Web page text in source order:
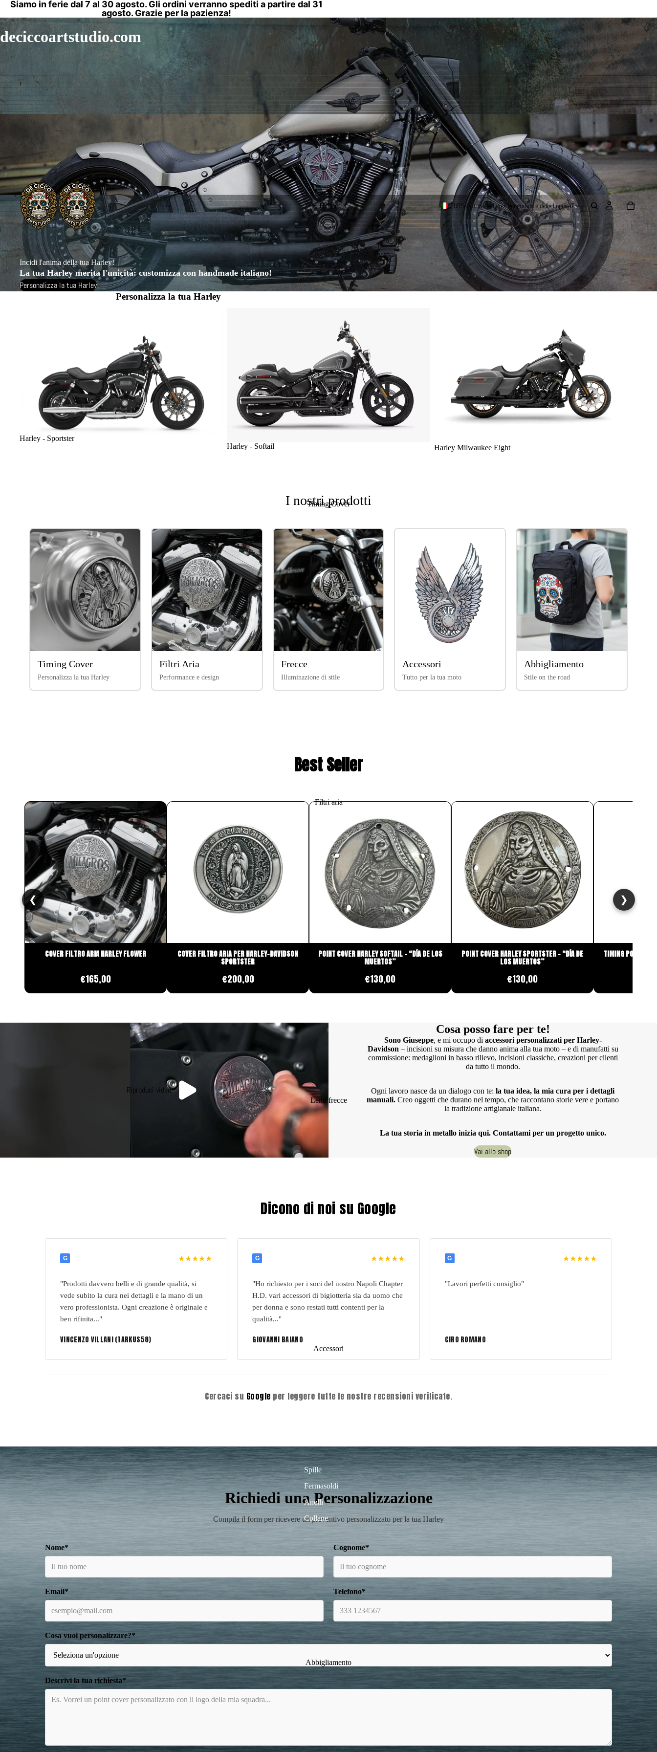
Siamo in ferie dal 7 al 30 agosto. Gli ordini verranno spediti a partire dal 31
agosto. Grazie per la pazienza!
deciccoartstudio.com
Home
Timing Cover
Filtri aria
Lenti frecce
Accessori
Spille
Fermasoldi
Anelli
Collane
Abbigliamento
EURSelettore dell'area geografica e della lingua/IT
Incidi l'anima della tua Harley!
La tua Harley merita l'unicità: customizza con handmade italiano!
Personalizza la tua Harley
Personalizza la tua Harley
Harley - Sportster
Harley - Softail Harley Milwaukee Eight
I nostri prodotti
Timing Cover
Personalizza la tua Harley
Filtri Aria
Performance e design
Frecce
Illuminazione di stile
Accessori
Tutto per la tua moto
Abbigliamento
Stile on the road
Best Seller
❮
COVER FILTRO ARIA HARLEY FLOWER
€165,00
COVER FILTRO ARIA PER HARLEY-DAVIDSON
SPORTSTER
€200,00
POINT COVER HARLEY SOFTAIL – “DÍA DE LOS
MUERTOS”
€130,00
POINT COVER HARLEY SPORTSTER – “DÍA DE
LOS MUERTOS”
€130,00
TIMING POINT
❯
Riproduci video
Cosa posso fare per te!
Sono Giuseppe, e mi occupo di accessori personalizzati per Harley-
Davidson – incisioni su misura che danno anima alla tua moto – e di manufatti su
commissione: medaglioni in basso rilievo, incisioni classiche, creazioni per clienti
da tutto il mondo.
Ogni lavoro nasce da un dialogo con te: la tua idea, la mia cura per i dettagli
manuali. Creo oggetti che durano nel tempo, che raccontano storie vere e portano
la tradizione artigianale italiana.
La tua storia in metallo inizia qui. Contattami per un progetto unico.
Vai allo shop
Dicono di noi su Google
G ★★★★★
"Prodotti davvero belli e di grande qualità, si
vede subito la cura nei dettagli e la mano di un
vero professionista. Ogni creazione è originale e
ben rifinita..."
VINCENZO VILLANI (TARKUS58)
G ★★★★★
"Ho richiesto per i soci del nostro Napoli Chapter
H.D. vari accessori di bigiotteria sia da uomo che
per donna e sono restati tutti contenti per la
qualità..."
GIOVANNI BAIANO
G ★★★★★
"Lavori perfetti consiglio"
CIRO ROMANO
Cercaci su Google per leggere tutte le nostre recensioni verificate.
Richiedi una Personalizzazione
Compila il form per ricevere un preventivo personalizzato per la tua Harley
Nome* Cognome*
Email* Telefono*
Cosa vuoi personalizzare?*
Descrivi la tua richiesta*